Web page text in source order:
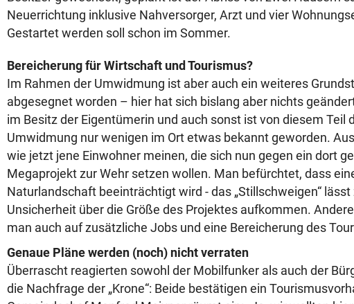
Neuerrichtung inklusive Nahversorger, Arzt und vier
Gestartet werden soll schon im Sommer.
Bereicherung für Wirtschaft und Tourismus?
Im Rahmen der Umwidmung ist aber auch ein weiteres
abgesegnet worden – hier hat sich bislang aber nichts
im Besitz der Eigentümerin und auch sonst ist von diesem Teil
Umwidmung nur wenigen im Ort etwas bekannt geworden.
wie jetzt jene Einwohner meinen, die sich nun gegen ein dort
Megaprojekt zur Wehr setzen wollen. Man befürchtet, dass
Naturlandschaft beeinträchtigt wird - das „Stillschweigen“
Unsicherheit über die Größe des Projektes aufkommen.
man auch auf zusätzliche Jobs und eine Bereicherung des
Genaue Pläne werden (noch) nicht verraten
Überrascht reagierten sowohl der Mobilfunker als auch der
die Nachfrage der „Krone“: Beide bestätigen ein